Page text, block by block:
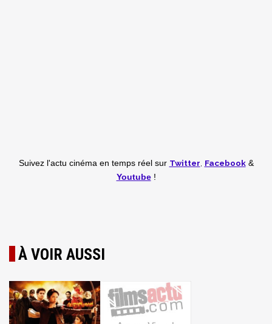
Suivez l'actu cinéma en temps réel sur Twitter, Facebook&
Youtube!
À VOIR AUSSI